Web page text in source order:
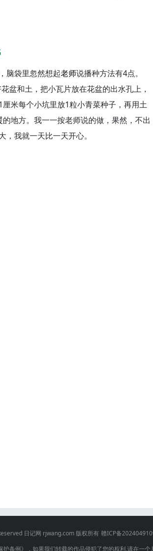
脑袋里忽然想起老师说播种方法有4点。
盆和土，把小瓦片放在花盆的出水孔上，
米每个小坑里放1粒小青菜种子，再用土
的地方。我一一按老师说的做，果然，不出
我就一天比一天开心。
日记网 rjwang.com 版权所有 赣ICP备
条例》，如果我们转载的作品侵犯了您的权利,请在一